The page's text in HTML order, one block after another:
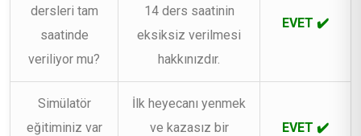
dersleri tam
saatinde
veriliyor mu?
14 ders saatinin
eksiksiz verilmesi
hakkınızdır.
EVET ✔️
Simülatör
eğitiminiz var
İlk heyecanı yenmek
ve kazasız bir
EVET ✔️